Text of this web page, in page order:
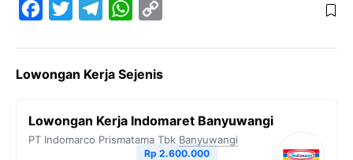
e
o
t
e
e
r
W
t
A
y
i
n
Lowongan Kerja Sejenis
Lowongan Kerja Indomaret Banyuwangi
PT Indomarco Prismatama Tbk Banyuwangi
Rp 2.600.000